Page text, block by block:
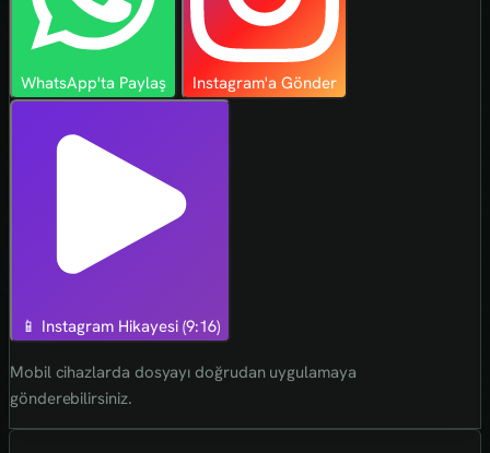
WhatsApp'ta Paylaş Instagram'a Gönder
📱 Instagram Hikayesi (9:16)
Mobil cihazlarda dosyayı doğrudan uygulamaya
gönderebilirsiniz.